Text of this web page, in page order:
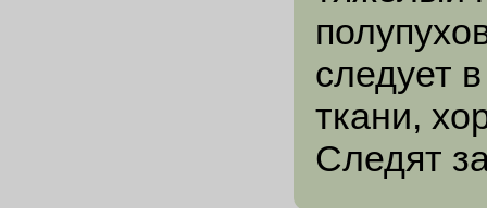
следует
ткани,
Следят